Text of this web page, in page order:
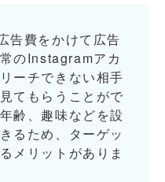
告費をかけて広告
のInstagramアカ
ーチできない相手
てもらうことがで
齢、趣味などを設
るため、ターゲッ
メリットがありま